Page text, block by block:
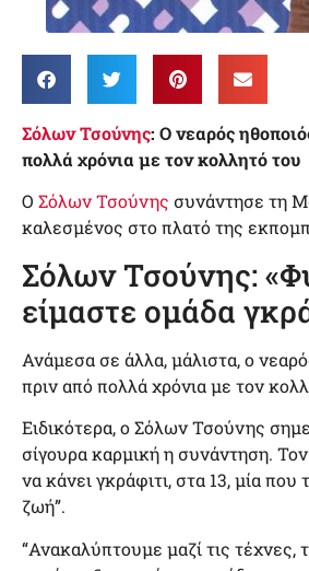
Σόλων Τσούνης: Ο νεαρός
πολλά χρόνια με τον κολλητό του
Ο Σόλων Τσούνης συνάντησε τη
καλεσμένος στο πλατό της
Σόλων Τσούνης:
είμαστε ομάδα
Ανάμεσα σε άλλα, μάλιστα, ο
πριν από πολλά χρόνια με τον
Ειδικότερα, ο Σόλων Τσούνης
σίγουρα καρμική η συνάντηση.
να κάνει γκράφιτι, στα 13, μία
ζωή”.
“Ανακαλύπτουμε μαζί τις τέχνες,